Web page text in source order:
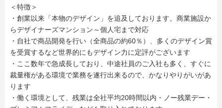
＜特徴＞
・創業以来「本物のデザイン」を追及しております。商業施設か
らデザイナーズマンション～個人宅まで対応
・自社で商品開発を行い（全商品の約60％）、多くのデザイン賞
を受賞するなど世界的にもデザイン力に定評がございます
・ここ数年で急成長しており、中途社員のご入社も多く、すぐに
裁量権がある環境で業務を遂行出来るので、かなりやりがいがあ
ります
・働く環境として、残業は全社平均20時間以内・ノー残業デー・